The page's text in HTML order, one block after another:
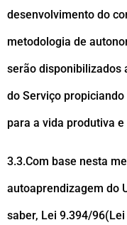
desenvolvimento do
metodologia de
serão disponibilizados
do Serviço
para a vida produtiva e
3.3.Com base nesta
autoaprendizagem do
saber, Lei 9.394/